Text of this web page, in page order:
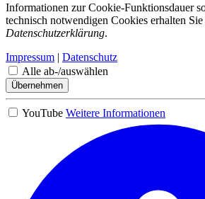
Informationen zur Cookie-Funktionsdauer
technisch notwendigen Cookies erhalten
Datenschutzerklärung.
Impressum | Datenschutz
Alle ab-/auswählen
Übernehmen
YouTube Weitere Informationen